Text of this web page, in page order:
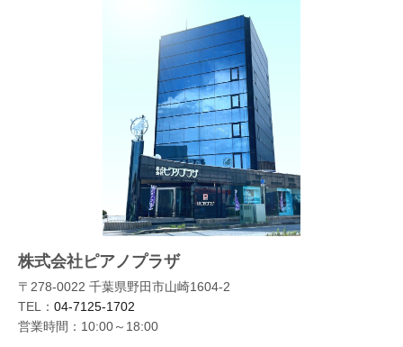
株式会社ピアノプラザ
〒278-0022 千葉県野田市山崎1604-2
TEL： 04-7125-1702
営業時間：10:00～18:00